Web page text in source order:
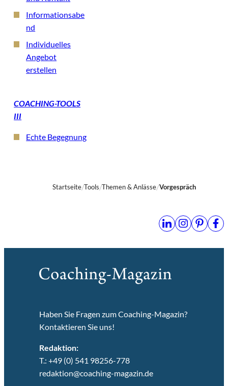
Informationsabe
nd
Individuelles
Angebot
erstellen
COACHING-TOOLS
III
Echte Begegnung
Startseite Tools Themen & Anlässe Vorgespräch
Haben Sie Fragen zum Coaching-Magazin?
Kontaktieren Sie uns!
Redaktion:
T.: +49 (0) 541 98256-778
redaktion@coaching-magazin.de